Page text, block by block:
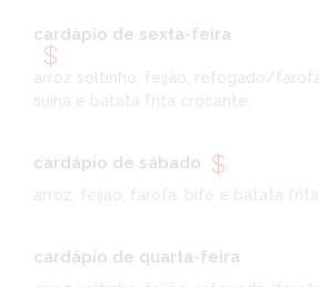
cardápio de sexta-feira
arroz soltinho, feijão, refogado/
suína e batata frita crocante.
cardápio de sábado
cardápio de quarta-feira